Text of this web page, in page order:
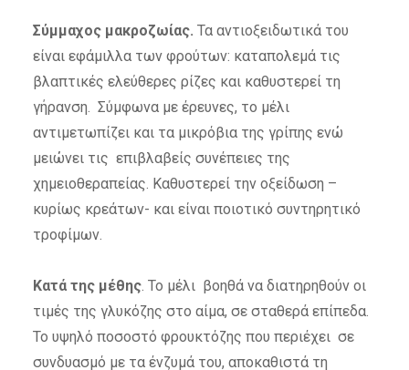
Σύμμαχος μακροζωίας. Τα αντιοξειδωτικά του
είναι εφάμιλλα των φρούτων: καταπολεμά τις
βλαπτικές ελεύθερες ρίζες και καθυστερεί τη
γήρανση. Σύμφωνα με έρευνες, το μέλι
αντιμετωπίζει και τα μικρόβια της γρίπης ενώ
μειώνει τις επιβλαβείς συνέπειες της
χημειοθεραπείας. Καθυστερεί την οξείδωση –
κυρίως κρεάτων- και είναι ποιοτικό συντηρητικό
τροφίμων.
Κατά της μέθης. Το μέλι βοηθά να διατηρηθούν οι
τιμές της γλυκόζης στο αίμα, σε σταθερά επίπεδα.
Το υψηλό ποσοστό φρουκτόζης που περιέχει σε
συνδυασμό με τα ένζυμά του, αποκαθιστά τη